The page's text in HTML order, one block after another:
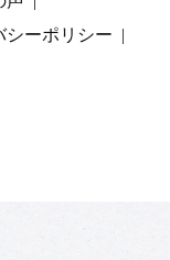
シーポリシー